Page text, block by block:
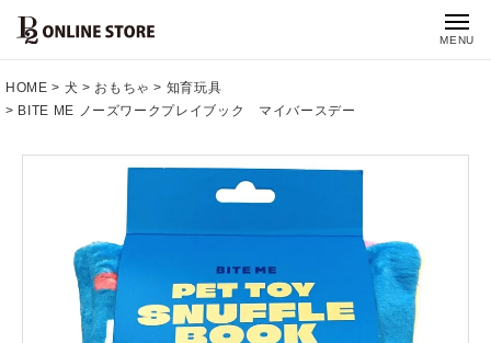
MENU
HOME 犬 おもちゃ
知育玩具
BITE ME ノーズワークプレイブック マイバースデー